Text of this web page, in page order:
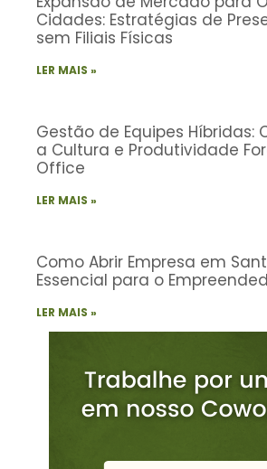
Cidades: Estratégias de
sem Filiais Físicas
LER MAIS »
Gestão de Equipes Híbridas:
a Cultura e Produtividade
Office
LER MAIS »
Como Abrir Empresa em
Essencial para o
LER MAIS »